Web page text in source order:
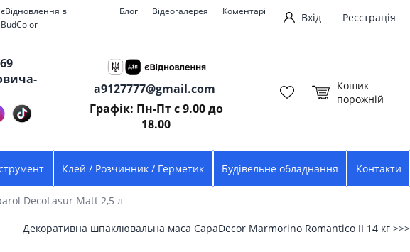
єВідновлення в
BudColor
Блог Відеогалерея Коментарі Вхід Реєстрація
a9127777@gmail.com
Графік: Пн-Пт с 9.00 до
18.00
Кошик
порожній
Клей / Розчинник / Герметик Будівельне обладнання Контакти
DecoLasur Matt 2,5 л
Декоративна шпаклювальна маса CapaDecor Marmorino Romantico II 14 кг >>>